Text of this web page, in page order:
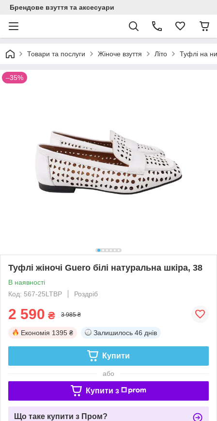
Брендове взуття та аксесуари
Товари та послуги Жіноче взуття Літо Туфлі на
–35%
Туфлі жіночі Guero білі натуральна шкіра, 38
В наявності
Код: 567-25LTBP
Роздріб
2 590 ₴ 3 985 ₴
Економія 1395 ₴ Залишилось 46 днів
Купити
або
Купити з
Що таке купити з Пром?